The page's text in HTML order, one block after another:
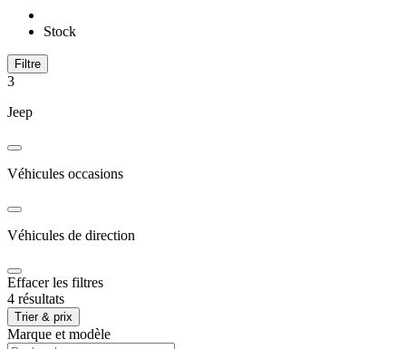
Stock
Filtre
3
Jeep
Véhicules occasions
Véhicules de direction
Effacer les filtres
4 résultats
Trier & prix
Marque et modèle